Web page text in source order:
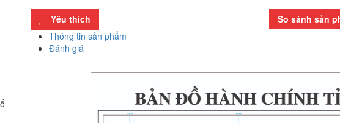
Thọ
Mới
Nhất
Sau
Sáp
So sánh sản
Yêu thích
Thông tin sản phẩm
Đánh giá